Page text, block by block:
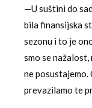
—U suštini do
bila finansijska
sezonu i to je
smo se
ne posustajemo.
prevazilamo te